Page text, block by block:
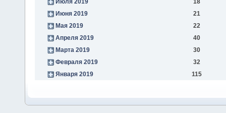
Июля 2019
18
Июня 2019
21
Мая 2019
22
Апреля 2019
40
Марта 2019
30
Февраля 2019
32
Января 2019
115